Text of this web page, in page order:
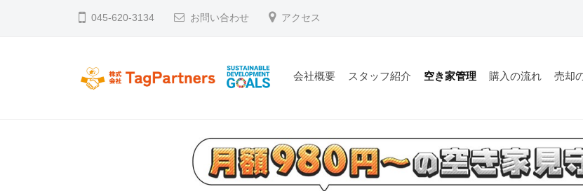
045-620-3134 お問い合わせ アクセス
株式会社TagPartners
新横浜を拠点に不動産の未来を創るタッグパートナーズです。不動産仲介を行う事業者として、
会社概要 スタッフ紹介 空き家管理 購入の流れ 売却